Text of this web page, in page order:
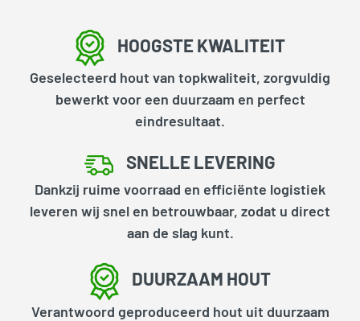
HOOGSTE KWALITEIT
Geselecteerd hout van topkwaliteit, zorgvuldig
bewerkt voor een duurzaam en perfect
eindresultaat.
SNELLE LEVERING
Dankzij ruime voorraad en efficiënte logistiek
leveren wij snel en betrouwbaar, zodat u direct
aan de slag kunt.
DUURZAAM HOUT
Verantwoord geproduceerd hout uit duurzaam